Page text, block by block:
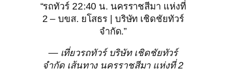
“รถทัวร์ 22:40 น. นครราชสีมา แห่งที่
2 – บขส. ยโสธร | บริษัท เชิดชัยทัวร์
จำกัด.”
— เที่ยวรถทัวร์ บริษัท เชิดชัยทัวร์
จำกัด เส้นทาง นครราชสีมา แห่งที่ 2